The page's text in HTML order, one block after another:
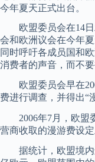
今年夏天正式出台。
欧盟委员会在14日
会和欧洲议会在今年
同时呼吁各成员国和
消费者的声音，而不
欧盟委员会早在
费进行调查，并得出“
2006年7月，欧盟
营商收取的漫游费设
据统计，欧盟境内